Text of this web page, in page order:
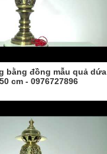
bằng đồng mẫu quả dứa
cm - 0976727896